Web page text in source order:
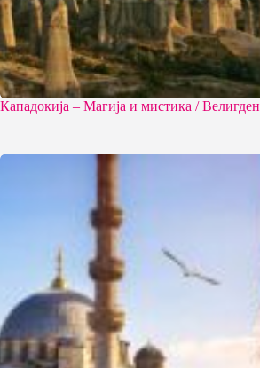
Кападокија – Магија и мистика / Велигден